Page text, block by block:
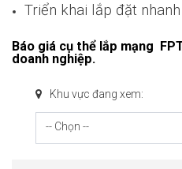
Triển khai lắp đặt
Báo giá cụ thể lắp mạng
doanh nghiệp.
Khu vực đang xem:
-- Chọn --